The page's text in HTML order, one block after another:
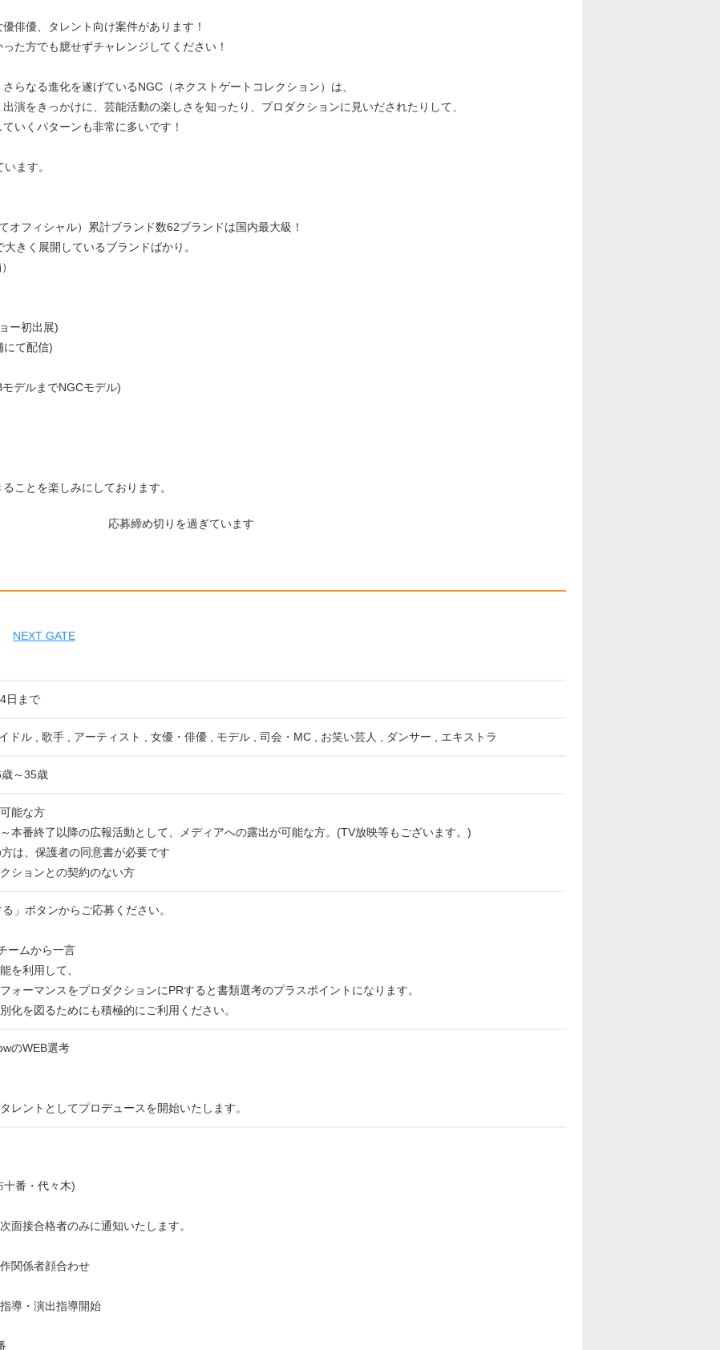
俳優、タレント向け案件があります！
た方でも臆せずチャレンジしてください！
らなる進化を遂げているNGC（ネクストゲートコレクション）は、
演をきっかけに、芸能活動の楽しさを知ったり、プロダクションに見いだされたりして、
いくパターンも非常に多いです！
ます。
オフィシャル）累計ブランド数62ブランドは国内最大級！
きく展開しているブランドばかり。
ー初出展)
にて配信)
デルまでNGCモデル)
ことを楽しみにしております。
応募締め切りを過ぎています
NEXT GATE
日まで
ドル , 歌手 , アーティスト , 女優・俳優 , モデル , 司会・MC , お笑い芸人 , ダンサー , エキストラ
～35歳
能な方
～本番終了以降の広報活動として、メディアへの露出が可能な方。(TV放映等もございます。)
方は、保護者の同意書が必要です
ションとの契約のない方
る」ボタンからご応募ください。
ームから一言
を利用して、
ォーマンスをプロダクションにPRすると書類選考のプラスポイントになります。
化を図るためにも積極的にご利用ください。
のWEB選考
レントとしてプロデュースを開始いたします。
十番・代々木)
面接合格者のみに通知いたします。
関係者顔合わせ
導・演出指導開始